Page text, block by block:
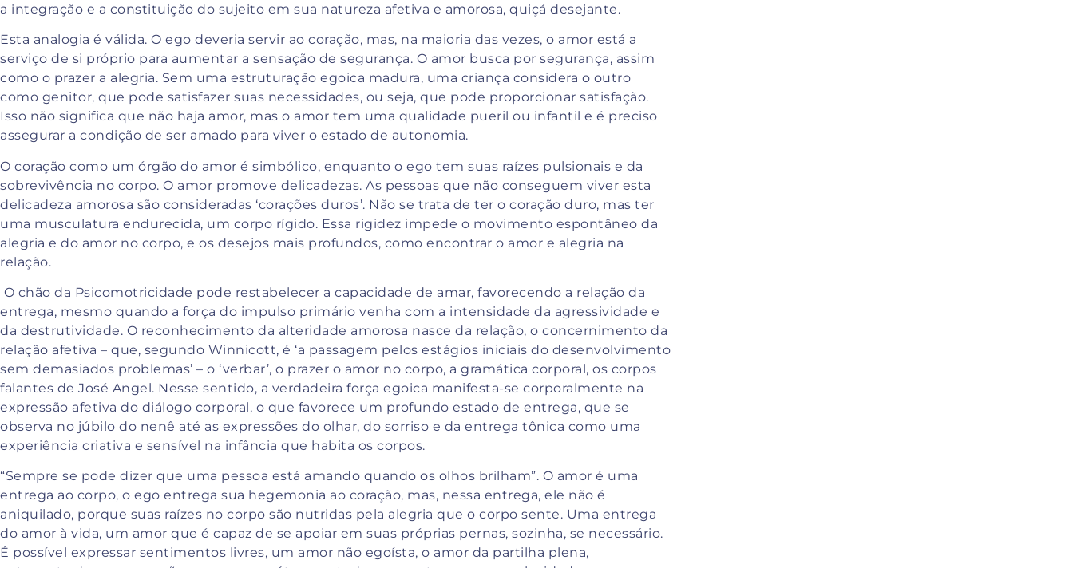
a integração e a constituição do sujeito em sua natureza afetiva e amorosa, quiçá desejante.
Esta analogia é válida. O ego deveria servir ao coração, mas, na maioria das vezes, o amor está a
serviço de si próprio para aumentar a sensação de segurança. O amor busca por segurança, assim
como o prazer a alegria. Sem uma estruturação egoica madura, uma criança considera o outro
como genitor, que pode satisfazer suas necessidades, ou seja, que pode proporcionar satisfação.
Isso não significa que não haja amor, mas o amor tem uma qualidade pueril ou infantil e é preciso
assegurar a condição de ser amado para viver o estado de autonomia.
O coração como um órgão do amor é simbólico, enquanto o ego tem suas raízes pulsionais e da
sobrevivência no corpo. O amor promove delicadezas. As pessoas que não conseguem viver esta
delicadeza amorosa são consideradas ‘corações duros’. Não se trata de ter o coração duro, mas ter
uma musculatura endurecida, um corpo rígido. Essa rigidez impede o movimento espontâneo da
alegria e do amor no corpo, e os desejos mais profundos, como encontrar o amor e alegria na
relação.
O chão da Psicomotricidade pode restabelecer a capacidade de amar, favorecendo a relação da
entrega, mesmo quando a força do impulso primário venha com a intensidade da agressividade e
da destrutividade. O reconhecimento da alteridade amorosa nasce da relação, o concernimento da
relação afetiva – que, segundo Winnicott, é ‘a passagem pelos estágios iniciais do desenvolvimento
sem demasiados problemas’ – o ‘verbar’, o prazer o amor no corpo, a gramática corporal, os corpos
falantes de José Angel. Nesse sentido, a verdadeira força egoica manifesta-se corporalmente na
expressão afetiva do diálogo corporal, o que favorece um profundo estado de entrega, que se
observa no júbilo do nenê até as expressões do olhar, do sorriso e da entrega tônica como uma
experiência criativa e sensível na infância que habita os corpos.
“Sempre se pode dizer que uma pessoa está amando quando os olhos brilham”. O amor é uma
entrega ao corpo, o ego entrega sua hegemonia ao coração, mas, nessa entrega, ele não é
aniquilado, porque suas raízes no corpo são nutridas pela alegria que o corpo sente. Uma entrega
do amor à vida, um amor que é capaz de se apoiar em suas próprias pernas, sozinha, se necessário.
É possível expressar sentimentos livres, um amor não egoísta, o amor da partilha plena,